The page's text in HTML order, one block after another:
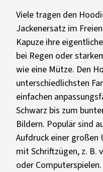
Viele tragen den
Jackenersatz im
Kapuze ihre
bei Regen oder
wie eine Mütze. Den
unterschiedlichsten
einfachen
Schwarz bis zum
Bildern. Populär sind
Aufdruck einer
mit Schriftzügen, z. B.
oder Computerspielen.